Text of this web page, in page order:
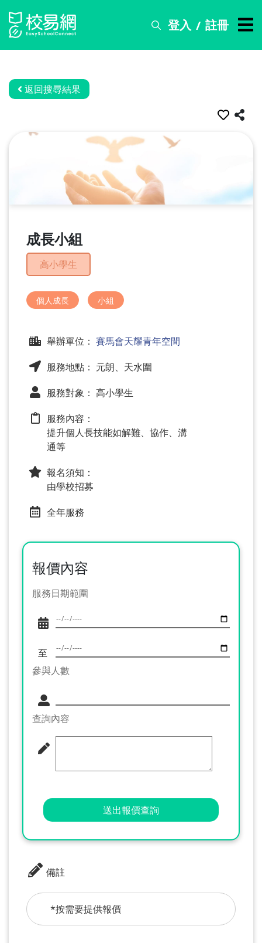
登入 / 註冊
搜
務 返回搜尋結果
成長小組
高小學生
個人成長 小組
舉辦單位： 賽馬會天耀青年空間
服務地點： 元朗、天水圍
服務對象： 高小學生
服務內容：
提升個人長技能如解難、協作、溝
通等
報名須知：
由學校招募
全年服務
報價內容
服務日期範圍
至
參與人數
查詢內容
送出報價查詢
備註
*按需要提供報價